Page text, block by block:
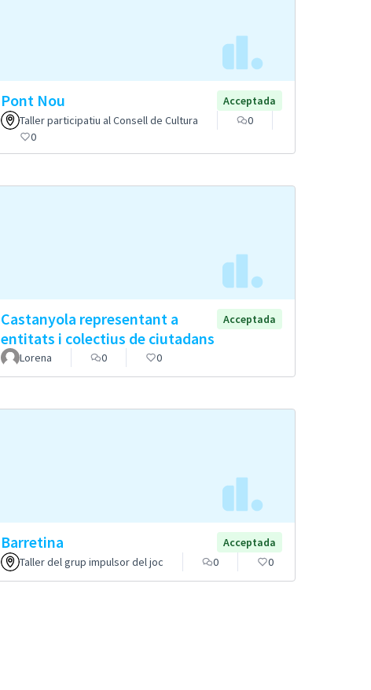
Pont Nou
Acceptada
Taller participatiu al Consell de Cultura
0
0
Castanyola representant a
entitats i colectius de ciutadans
Acceptada
Lorena 0 0
Barretina
Acceptada
Taller del grup impulsor del joc
0 0